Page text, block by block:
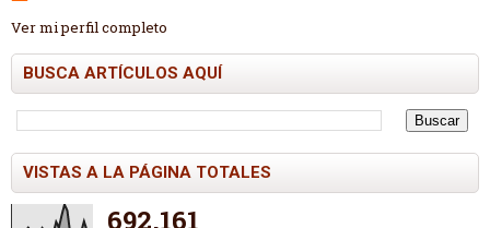
Ver mi perfil completo
BUSCA ARTÍCULOS AQUÍ
VISTAS A LA PÁGINA TOTALES
692,161